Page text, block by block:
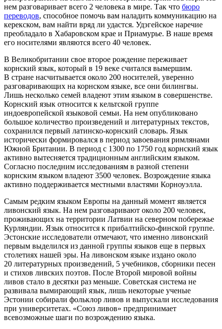
нем разговаривает всего 2 человека в мире. Так что бюро
переводов, способное помочь вам наладить коммуникацию на
керекском, вам найти вряд ли удастся. Удэгейское наречие
преобладало в Хабаровском крае и Приамурье. В наше время
его носителями являются всего 40 человек.
В Великобритании свое второе рождение переживает
корнский язык, который в 19 веке считался вымершим.
В стране насчитывается около 200 носителей, уверенно
разговаривающих на корнском языке, все они билингвы.
Лишь несколько семей владеют этим языком в совершенстве.
Корнский язык относится к кельтской группе
индоевропейской языковой семьи. На нем опубликовано
большое количество произведений и литературных текстов,
сохранился первый латинско-корнский словарь. Язык
исторически формировался в период завоевания римлянами
Южной Британии. В период с 1300 по 1750 год корнский язык
активно вытесняется традиционным английским языком.
Согласно последним исследованиям в разной степени
корнским языком владеют 3500 человек. Возрождение языка
активно поддерживается местными властями Корноуэлла.
Самым редким языком Европы на данный момент является
ливонский язык. На нем разговаривают около 200 человек,
проживающих на территории Латвии на северном побережье
Курляндии. Язык относится к прибалтийско-финской группе.
Эстонские исследователи отмечают, что именно ливонский
первым выделился из данной группы языков еще в первых
столетиях нашей эры. На ливонском языке издано около
20 литературных произведений, 5 учебников, сборники песен
и стихов ливских поэтов. После Второй мировой войны
ливов стало в десятки раз меньше. Советская система не
развивала вымирающий язык, лишь некоторые ученые
Эстонии собирали фольклор ливов и выпускали исследования
при университетах. «Союз ливов» предпринимает
всевозможные шаги по возрождению языка.